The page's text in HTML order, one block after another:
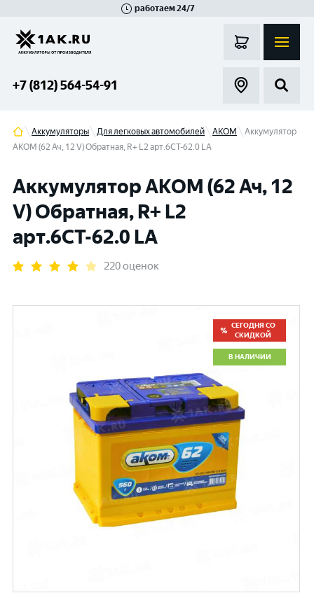
работаем 24/7
+7 (812) 564-54-91
Аккумуляторы Для легковых автомобилей АКОМ
Аккумулятор
АКОМ (62 Ач, 12 V) Обратная, R+ L2 арт.6СТ-62.0 LA
Аккумулятор АКОМ (62 Ач, 12
V) Обратная, R+ L2
арт.6СТ-62.0 LA
220 оценок
СЕГОДНЯ СО
СКИДКОЙ
В НАЛИЧИИ
Гатчина